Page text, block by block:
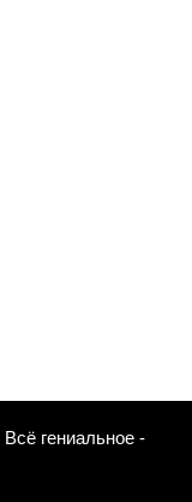
гениальное -